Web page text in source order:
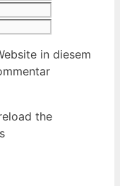
in diesem
the